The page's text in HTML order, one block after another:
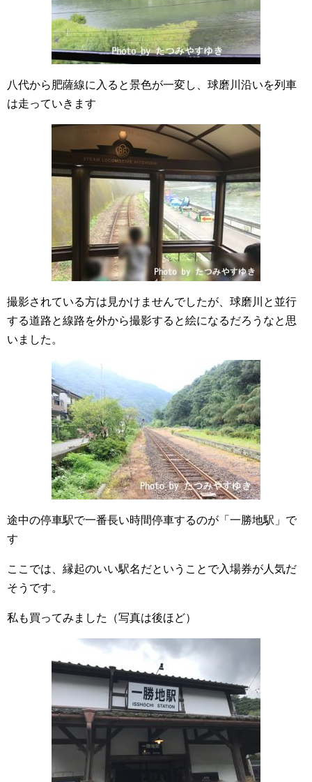
八代から肥薩線に入ると景色が一変し、球磨川沿いを列車
は走っていきます
撮影されている方は見かけませんでしたが、球磨川と並行
する道路と線路を外から撮影すると絵になるだろうなと思
いました。
途中の停車駅で一番長い時間停車するのが「一勝地駅」で
す
ここでは、縁起のいい駅名だということで入場券が人気だ
そうです。
私も買ってみました（写真は後ほど）